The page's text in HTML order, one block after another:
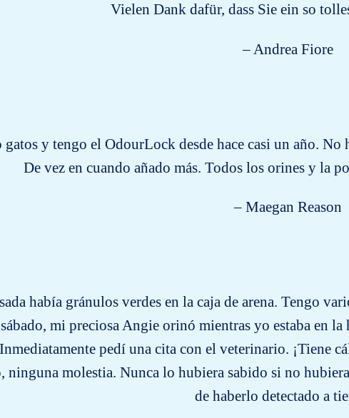
Vielen Dank dafür, dass Sie ein so
– Andrea Fiore
gatos y tengo el OdourLock desde hace casi un año.
De vez en cuando añado más. Todos los orines y la
– Maegan Reason
había gránulos verdes en la caja de arena. Tengo
mi preciosa Angie orinó mientras yo estaba en
pedí una cita con el veterinario. ¡Tiene
molestia. Nunca lo hubiera sabido si no hubiera
de haberlo detectado a